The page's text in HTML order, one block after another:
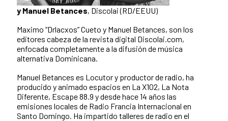
y Manuel Betances, Discolai (RD/EEUU)
Maximo “Drlacxos” Cueto y Manuel Betances, son los
editores cabeza de la revista digital Discolai.com,
enfocada completamente a la difusión de música
alternativa Dominicana.
Manuel Betances es Locutor y productor de radio, ha
producido y animado espacios en La X102, La Nota
Diferente, Escape 88.9 y desde hace 14 años las
emisiones locales de Radio Francia Internacional en
Santo Domingo. Ha impartido talleres de radio en el